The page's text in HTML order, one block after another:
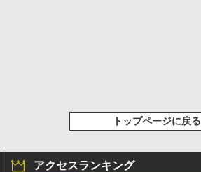
トップページに戻る
アクセスランキング